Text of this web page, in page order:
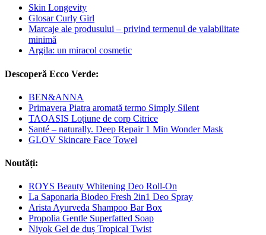
Skin Longevity
Glosar Curly Girl
Marcaje ale produsului – privind termenul de valabilitate
minimă
Argila: un miracol cosmetic
Descoperă Ecco Verde:
BEN&ANNA
Primavera Piatra aromată termo Simply Silent
TAOASIS Loțiune de corp Citrice
Santé – naturally. Deep Repair 1 Min Wonder Mask
GLOV Skincare Face Towel
Noutăți:
ROYS Beauty Whitening Deo Roll-On
La Saponaria Biodeo Fresh 2in1 Deo Spray
Arista Ayurveda Shampoo Bar Box
Propolia Gentle Superfatted Soap
Niyok Gel de duș Tropical Twist